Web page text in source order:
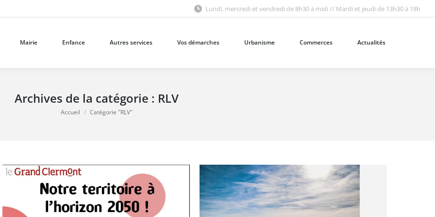
Lundi, mercredi et vendredi de 8h30 à midi // Mardi et jeudi de 13h30 à 18h
Mairie Enfance Autres services Vos démarches Urbanisme Commerces Actualités
Archives de la catégorie : RLV
Vous êtes ici :
Accueil Catégorie "RLV"